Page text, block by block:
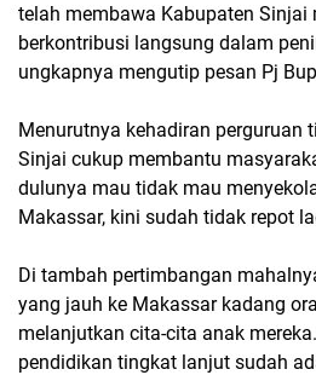
telah membawa Kabupaten Sinjai
berkontribusi langsung dalam
ungkapnya mengutip pesan Pj
Menurutnya kehadiran perguruan
Sinjai cukup membantu
dulunya mau tidak mau
Makassar, kini sudah tidak repot
Di tambah pertimbangan
yang jauh ke Makassar kadang
melanjutkan cita-cita anak
pendidikan tingkat lanjut sudah